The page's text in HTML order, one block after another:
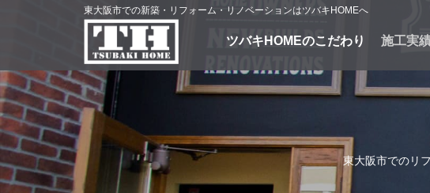
東大阪市での新築・リフォーム・リノベーションはツバキHOMEへ
ツバキHOMEのこだわり 施工実
東大阪市でのリ